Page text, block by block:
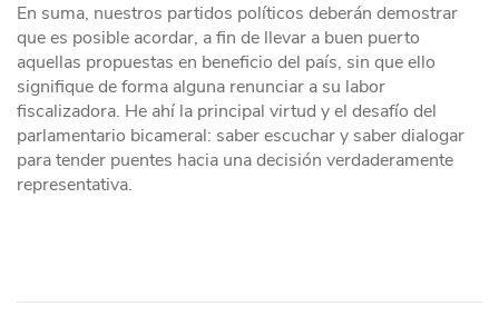
En suma, nuestros partidos políticos deberán demostrar
que es posible acordar, a fin de llevar a buen puerto
aquellas propuestas en beneficio del país, sin que ello
signifique de forma alguna renunciar a su labor
fiscalizadora. He ahí la principal virtud y el desafío del
parlamentario bicameral: saber escuchar y saber dialogar
para tender puentes hacia una decisión verdaderamente
representativa.